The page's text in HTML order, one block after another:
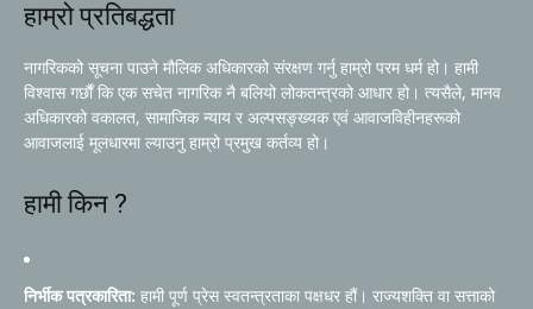
हाम्रो प्रतिबद्धता
नागरिकको सूचना पाउने मौलिक अधिकारको संरक्षण गर्नु हाम्रो परम धर्म हो। हामी
विश्वास गर्छौं कि एक सचेत नागरिक नै बलियो लोकतन्त्रको आधार हो। त्यसैले, मानव
अधिकारको वकालत, सामाजिक न्याय र अल्पसङ्ख्यक एवं आवाजविहीनहरूको
आवाजलाई मूलधारमा ल्याउनु हाम्रो प्रमुख कर्तव्य हो।
हामी किन ?
निर्भीक पत्रकारिता: हामी पूर्ण प्रेस स्वतन्त्रताका पक्षधर हौं। राज्यशक्ति वा सत्ताको